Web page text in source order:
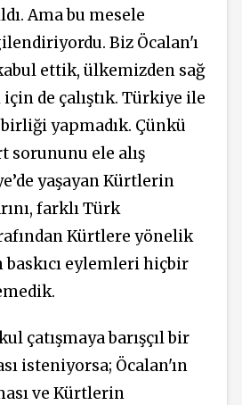
Ama bu mesele
Biz Öcalan'ı
ettik, ülkemizden sağ
de çalıştık. Türkiye ile
yapmadık. Çünkü
sorununu ele alış
yaşayan Kürtlerin
farklı Türk
Kürtlere yönelik
eylemleri hiçbir
çatışmaya barışçıl bir
isteniyorsa; Öcalan'ın
ve Kürtlerin